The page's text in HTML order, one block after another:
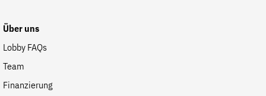
Über uns
Lobby FAQs
Team
Finanzierung